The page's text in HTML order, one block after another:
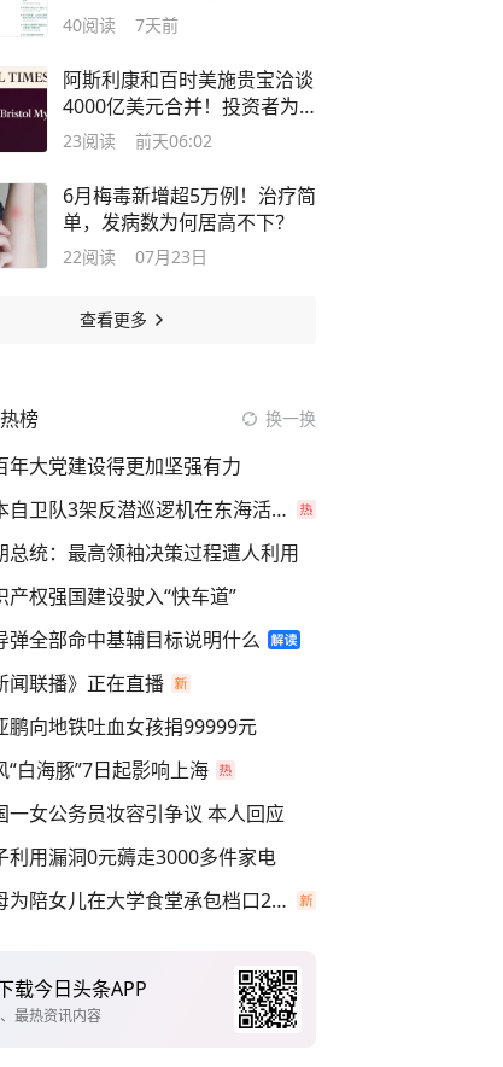
龙吗？
40阅读 7天前
阿斯利康和百时美施贵宝洽谈
4000亿美元合并！投资者为
何不买账？
23阅读 前天06:02
6月梅毒新增超5万例！治疗简
单，发病数为何居高不下？
22阅读 07月23日
查看更多
榜 换一换
年大党建设得更加坚强有力
日本自卫队3架反潜巡逻机在东海活动
总统：最高领袖决策过程遭人利用
产权强国建设驶入“快车道”
弹全部命中基辅目标说明什么
闻联播》正在直播
鹏向地铁吐血女孩捐99999元
“白海豚”7日起影响上海
一女公务员妆容引争议 本人回应
利用漏洞0元薅走3000多件家电
父母为陪女儿在大学食堂承包档口2年
载今日头条APP
最热资讯内容